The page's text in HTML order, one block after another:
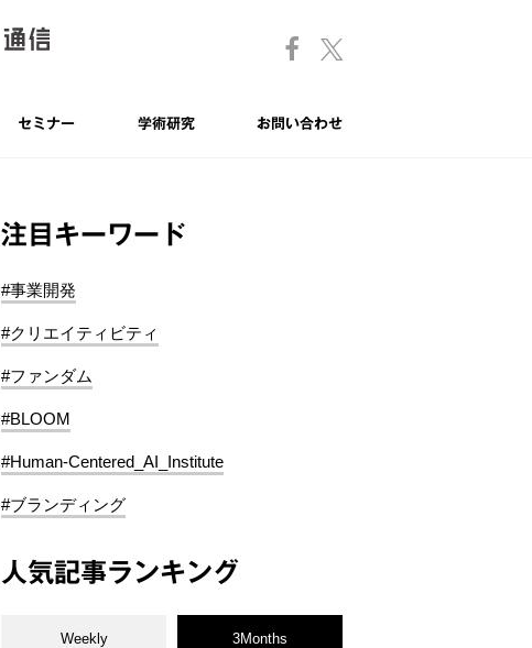
セミナー 学術研究 お問い合わせ
注目キーワード
#事業開発
#クリエイティビティ
#ファンダム
#BLOOM
#Human-Centered_AI_Institute
#ブランディング
人気記事ランキング
Weekly 3Months